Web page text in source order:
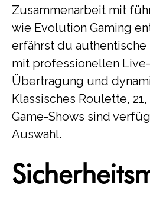
Zusammenarbeit mit
wie Evolution Gaming
erfährst du
mit professionellen
Übertragung und
Klassisches Roulette,
Game-Shows sind
Auswahl.